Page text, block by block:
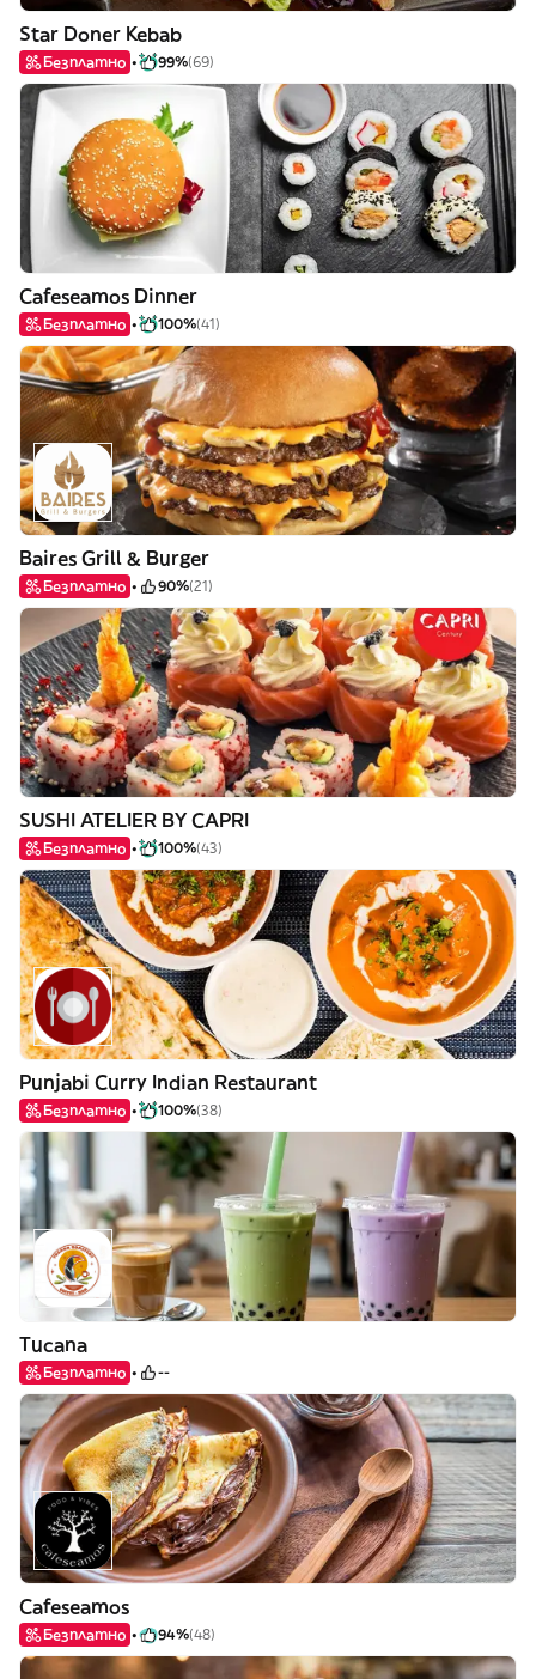
Star Doner Kebab
Безплатно 99%(69)
Cafeseamos Dinner
Безплатно 100%(41)
Baires Grill & Burger
Безплатно 90%(21)
SUSHI ATELIER BY CAPRI
Безплатно 100%(43)
Punjabi Curry Indian Restaurant
Безплатно 100%(38)
Tucana
Безплатно --
Cafeseamos
Безплатно 94%(48)